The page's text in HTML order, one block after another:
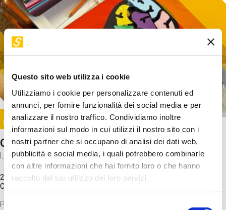
Questo sito web utilizza i cookie
Utilizziamo i cookie per personalizzare contenuti ed
annunci, per fornire funzionalità dei social media e per
analizzare il nostro traffico. Condividiamo inoltre
informazioni sul modo in cui utilizzi il nostro sito con i
nostri partner che si occupano di analisi dei dati web,
pubblicità e social media, i quali potrebbero combinarle
con altre informazioni che hai fornito loro o che hanno
raccolto dal tuo utilizzo dei loro servizi.
Selezione
Image
SUNDAY@STEP
Come funziona il cervello?
Laboratorio
20 Set 2026 / 11:15 - 13:00
Costo
Proveremo a costruire un cervello in cartoncino cercando di